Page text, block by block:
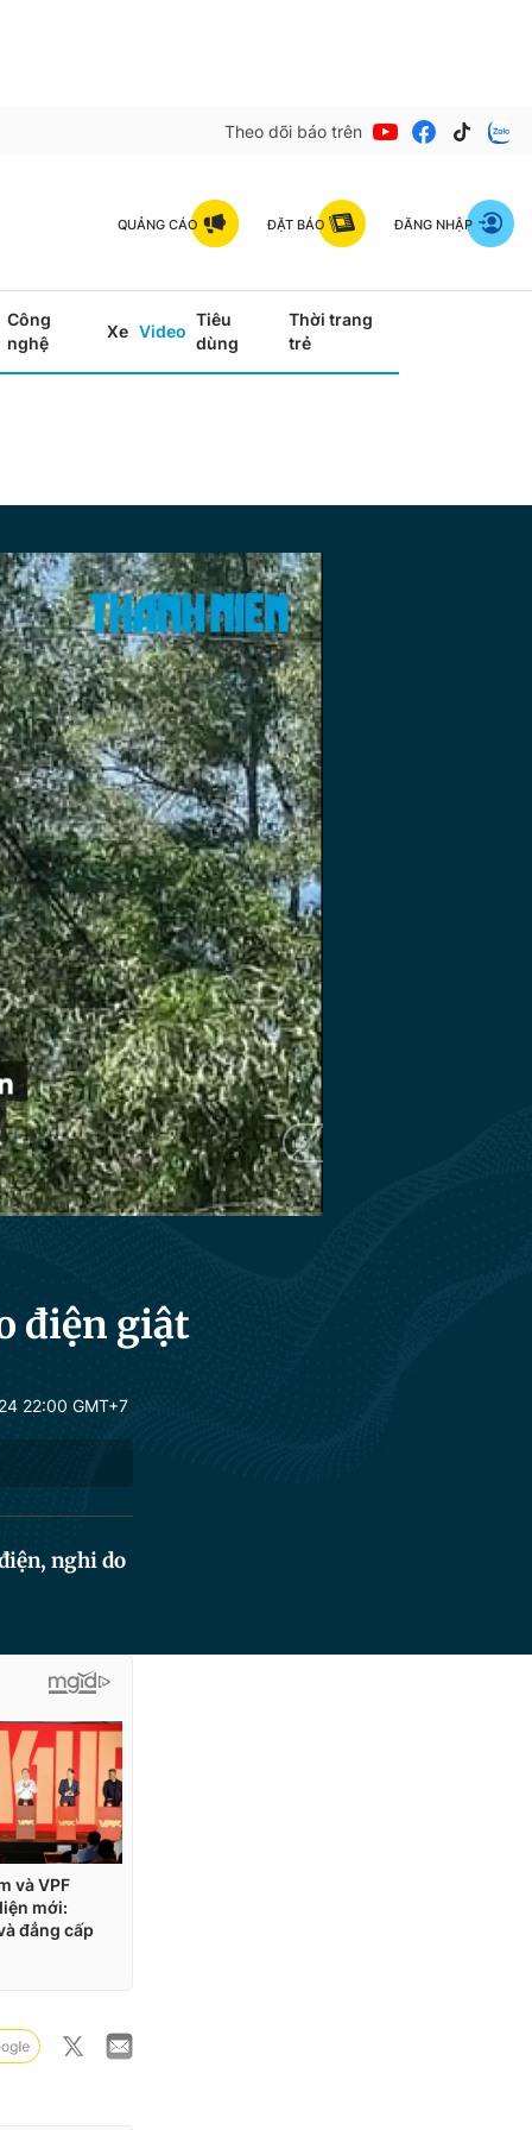
Theo dõi báo trên
QUẢNG CÁO ĐẶT BÁO ĐĂNG NHẬP
Công
nghệ
Xe Video
Tiêu
dùng
Thời trang
trẻ
điện giật
22:00 GMT+7
nghi do